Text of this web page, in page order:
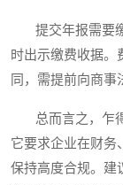
提交年报需要缴
时出示缴费收据。
同，需提前向商事
总而言之，乍得
它要求企业在财务
保持高度合规。建